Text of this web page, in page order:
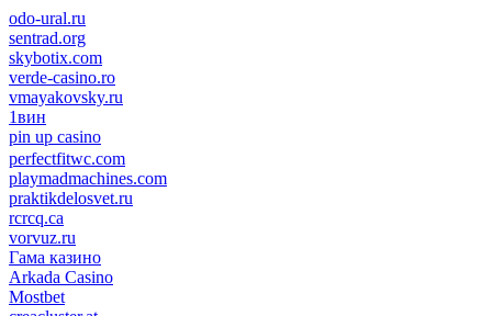
odo-ural.ru
sentrad.org
skybotix.com
verde-casino.ro
vmayakovsky.ru
1вин
pin up casino
пин ап
1win
perfectfitwc.com
playmadmachines.com
praktikdelosvet.ru
rcrcq.ca
vorvuz.ru
Гама казино
Arkada Casino
Mostbet